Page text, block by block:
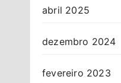
abril 2025
dezembro 2024
fevereiro 2023